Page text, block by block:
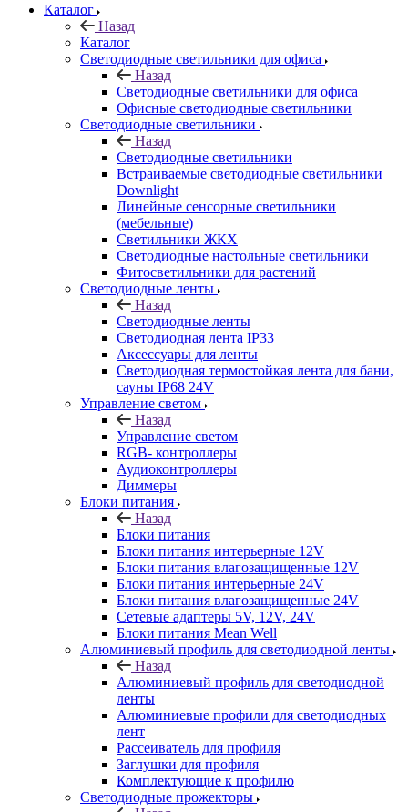
Каталог
Назад
Каталог
Светодиодные светильники для офиса
Назад
Светодиодные светильники для офиса
Офисные светодиодные светильники
Светодиодные светильники
Назад
Светодиодные светильники
Встраиваемые светодиодные светильники
Downlight
Линейные сенсорные светильники
(мебельные)
Светильники ЖКХ
Светодиодные настольные светильники
Фитосветильники для растений
Светодиодные ленты
Назад
Светодиодные ленты
Светодиодная лента IP33
Аксессуары для ленты
Светодиодная термостойкая лента для бани,
сауны IP68 24V
Управление светом
Назад
Управление светом
RGB- контроллеры
Аудиоконтроллеры
Диммеры
Блоки питания
Назад
Блоки питания
Блоки питания интерьерные 12V
Блоки питания влагозащищенные 12V
Блоки питания интерьерные 24V
Блоки питания влагозащищенные 24V
Сетевые адаптеры 5V, 12V, 24V
Блоки питания Mean Well
Алюминиевый профиль для светодиодной ленты
Назад
Алюминиевый профиль для светодиодной
ленты
Алюминиевые профили для светодиодных
лент
Рассеиватель для профиля
Заглушки для профиля
Комплектующие к профилю
Светодиодные прожекторы